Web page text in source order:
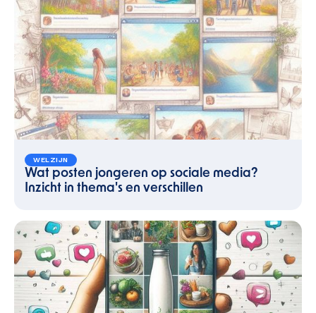
WELZIJN
Wat posten jongeren op sociale media?
Inzicht in thema's en verschillen